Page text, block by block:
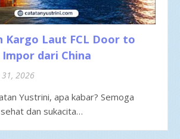
Kargo Laut FCL Door to
dari China
31, 2026
Yustrini, apa kabar? Semoga
dan sukacita…